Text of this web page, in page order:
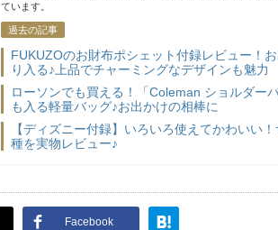
ています。
過去の記事
FUKUZOのお財布ポシェット付録レビュー！
り入る♪上品でチャーミングなデザインも魅力
ローソンでも買える！「Coleman ショルダー
も入る軽量バッグ♪お出かけの相棒に
【ディズニー付録】いろいろ使えてかわいい
種を実物レビュー♪
Facebook